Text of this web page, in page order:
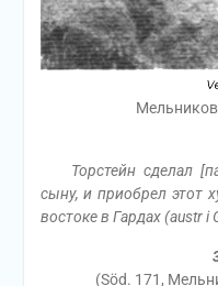
Торстейн сделал
сыну, и приобрел этот
востоке в Гардах (austr i
(Söd. 171,